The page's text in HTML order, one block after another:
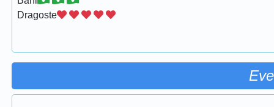
Dragoste